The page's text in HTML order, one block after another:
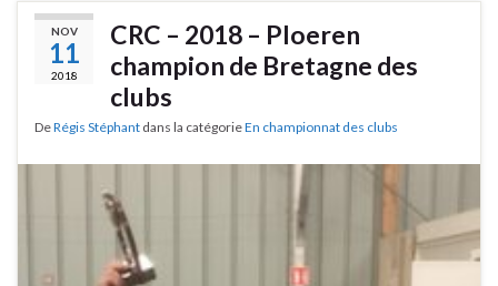
NOV
11
2018
CRC – 2018 – Ploeren
champion de Bretagne des
clubs
DeRégis Stéphant dans la catégorieEn championnat des clubs